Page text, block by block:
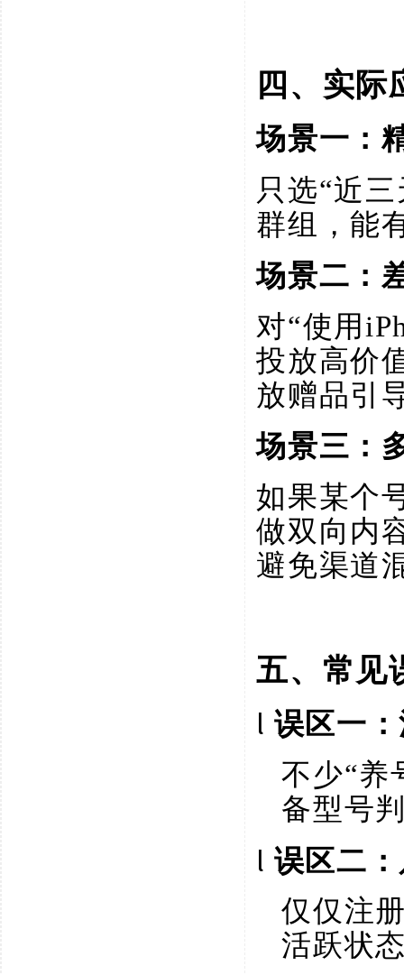
四、实际
场景一：
只选“近
群组，能
场景二：
对“使用
投放高价
放赠品引
场景三：
如果某个
做双向内
避免渠道
五、常见
l 误区一
不少“养
备型号
l 误区二
仅仅注
活跃状